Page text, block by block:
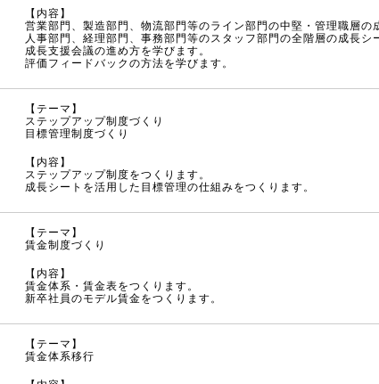
【内容】
営業部門、製造部門、物流部門等のライン部門の中堅・管理職層の
人事部門、経理部門、事務部門等のスタッフ部門の全階層の成長シ
成長支援会議の進め方を学びます。
評価フィードバックの方法を学びます。
【テーマ】
ステップアップ制度づくり
目標管理制度づくり
【内容】
ステップアップ制度をつくります。
成長シートを活用した目標管理の仕組みをつくります。
【テーマ】
賃金制度づくり
【内容】
賃金体系・賃金表をつくります。
新卒社員のモデル賃金をつくります。
【テーマ】
賃金体系移行